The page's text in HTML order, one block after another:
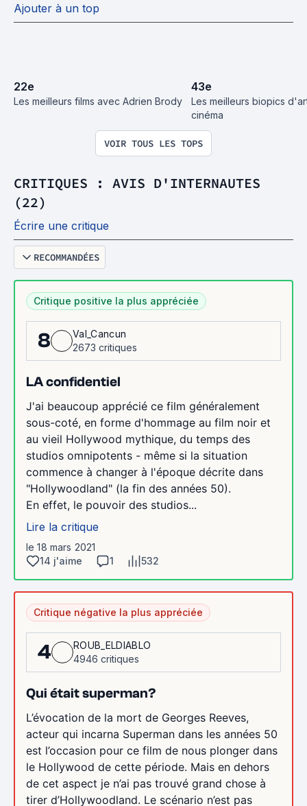
Ajouter à un top
22e
Les meilleurs films avec Adrien Brody
43e
Les meilleurs biopics
cinéma
VOIR TOUS LES TOPS
CRITIQUES : AVIS D'INTERNAUTES
(22)
Écrire une critique
RECOMMANDÉES
Critique positive la plus appréciée
8
Val_Cancun
2673 critiques
LA confidentiel
J'ai beaucoup apprécié ce film généralement
sous-coté, en forme d'hommage au film noir et
au vieil Hollywood mythique, du temps des
studios omnipotents - même si la situation
commence à changer à l'époque décrite dans
"Hollywoodland" (la fin des années 50).
En effet, le pouvoir des studios...
Lire la critique
le 18 mars 2021
14 j'aime
1 532
Critique négative la plus appréciée
4
ROUB_ELDIABLO
4946 critiques
Qui était superman?
L’évocation de la mort de Georges Reeves,
acteur qui incarna Superman dans les années 50
est l’occasion pour ce film de nous plonger dans
le Hollywood de cette période. Mais en dehors
de cet aspect je n’ai pas trouvé grand chose à
tirer d’Hollywoodland. Le scénario n’est pas